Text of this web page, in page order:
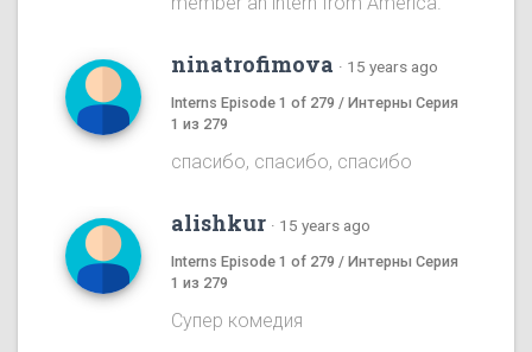
ninatrofimova · 15 years ago
Interns Episode 1 of 279 / Интерны Серия
1 из 279
спасибо, спасибо, спасибо
alishkur · 15 years ago
Interns Episode 1 of 279 / Интерны Серия
1 из 279
Супер комедия